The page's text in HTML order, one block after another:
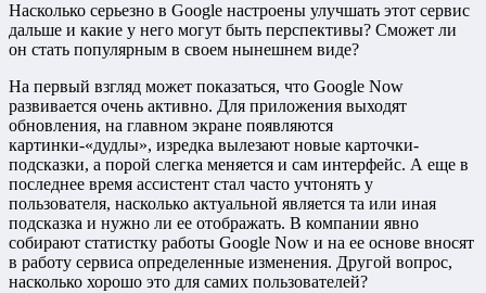
Насколько серьезно в Google настроены улучшать этот сервис
дальше и какие у него могут быть перспективы? Сможет ли
он стать популярным в своем нынешнем виде?
На первый взгляд может показаться, что Google Now
развивается очень активно. Для приложения выходят
обновления, на главном экране появляются
картинки-«дудлы», изредка вылезают новые карточки-
подсказки, а порой слегка меняется и сам интерфейс. А еще в
последнее время ассистент стал часто учтонять у
пользователя, насколько актуальной является та или иная
подсказка и нужно ли ее отображать. В компании явно
собирают статистку работы Google Now и на ее основе вносят
в работу сервиса определенные изменения. Другой вопрос,
насколько хорошо это для самих пользователей?